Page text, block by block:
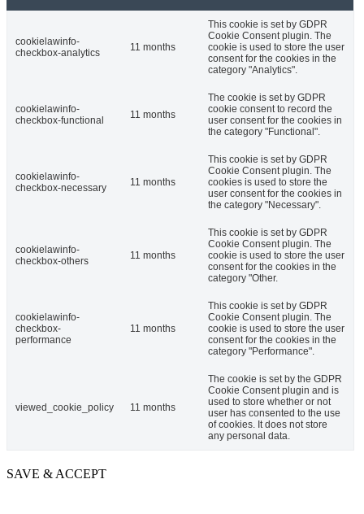
cookielawinfo-
checkbox-analytics
11 months
This cookie is set by GDPR
Cookie Consent plugin. The
cookie is used to store the user
consent for the cookies in the
category "Analytics".
cookielawinfo-
checkbox-functional
11 months
The cookie is set by GDPR
cookie consent to record the
user consent for the cookies in
the category "Functional".
cookielawinfo-
checkbox-necessary
11 months
This cookie is set by GDPR
Cookie Consent plugin. The
cookies is used to store the
user consent for the cookies in
the category "Necessary".
cookielawinfo-
checkbox-others
11 months
This cookie is set by GDPR
Cookie Consent plugin. The
cookie is used to store the user
consent for the cookies in the
category "Other.
cookielawinfo-
checkbox-
performance
11 months
This cookie is set by GDPR
Cookie Consent plugin. The
cookie is used to store the user
consent for the cookies in the
category "Performance".
viewed_cookie_policy 11 months
The cookie is set by the GDPR
Cookie Consent plugin and is
used to store whether or not
user has consented to the use
of cookies. It does not store
any personal data.
SAVE & ACCEPT